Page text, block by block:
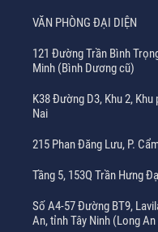
VĂN PHÒNG ĐẠI DIỆN
121 Đường Trần Bình
Minh (Bình Dương cũ)
K38 Đường D3, Khu 2,
Nai
215 Phan Đăng Lưu, P.
Tầng 5, 153Q Trần Hưng
Số A4-57 Đường BT9,
An, tỉnh Tây Ninh (Long